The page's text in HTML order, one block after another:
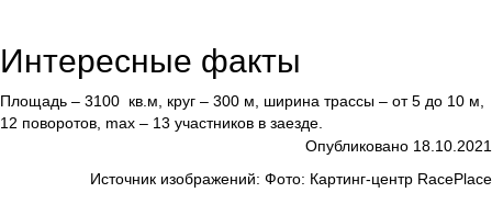
Интересные факты
Площадь – 3100 кв.м, круг – 300 м, ширина трассы – от 5 до 10 м,
12 поворотов, max – 13 участников в заезде.
Опубликовано 18.10.2021
Источник изображений: Фото: Картинг-центр RacePlace